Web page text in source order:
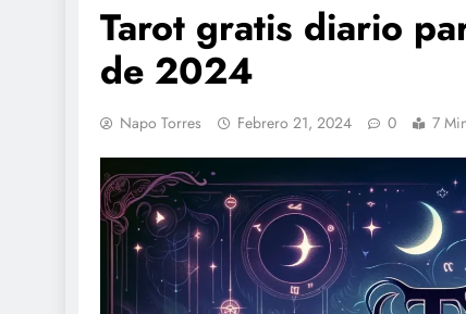
Tarot gratis diario
de 2024
Napo Torres Febrero 21, 2024 0 7